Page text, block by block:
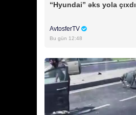
“Hyundai” əks yola çıxdı
AvtosferTV
Bu gün 12:48